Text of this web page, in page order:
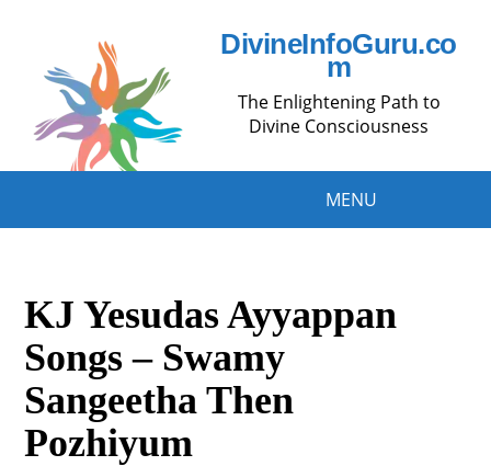
DivineInfoGuru.co
m
The Enlightening Path to
Divine Consciousness
MENU
KJ Yesudas Ayyappan
Songs – Swamy
Sangeetha Then
Pozhiyum